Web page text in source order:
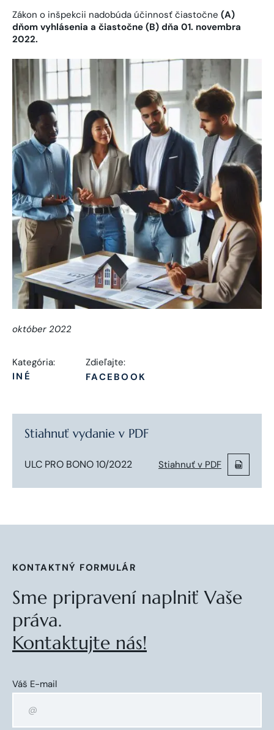
Zákon o inšpekcii nadobúda účinnosť čiastočne (A)
dňom vyhlásenia a čiastočne (B) dňa 01. novembra
2022.
október 2022
Kategória:
INÉ
Zdieľajte:
FACEBOOK
Stiahnuť vydanie v PDF
ULC PRO BONO 10/2022 Stiahnuť v PDF
KONTAKTNÝ FORMULÁR
Sme pripravení naplniť Vaše
práva.
Kontaktujte nás!
Váš E-mail